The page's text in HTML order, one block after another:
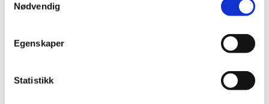
Nødvendig
Egenskaper
Statistikk
Alf Eriksen - styremedlem
Kjell Røyneland - styremedlem